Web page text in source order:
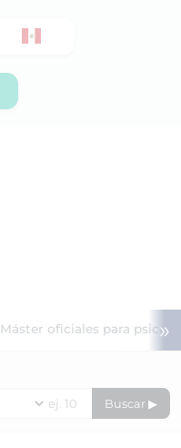
Máster oficiales para »
Buscar ▶